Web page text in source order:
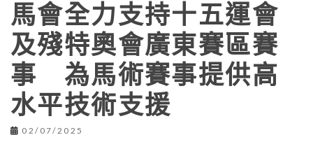
馬會全力支持十五運會
及殘特奧會廣東賽區賽
事 為馬術賽事提供高
水平技術支援
02/07/2025